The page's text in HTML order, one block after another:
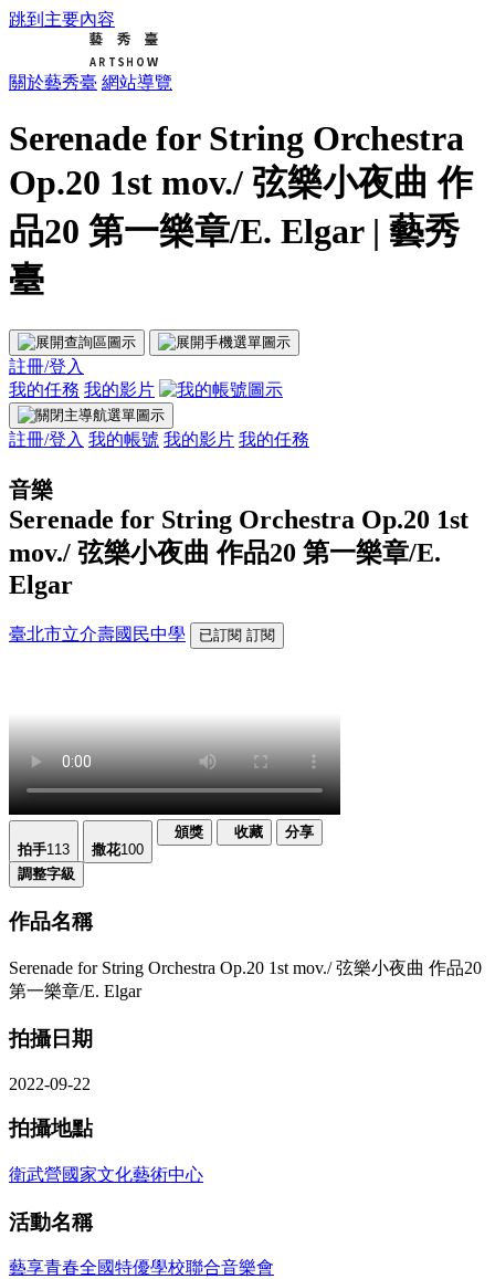
跳到主要內容
關於藝秀臺 網站導覽
Serenade for String Orchestra
Op.20 1st mov./ 弦樂小夜曲 作
品20 第一樂章/E. Elgar | 藝秀
臺
註冊/登入
我的任務 我的影片
註冊/登入 我的帳號 我的影片 我的任務
音樂
Serenade for String Orchestra Op.20 1st
mov./ 弦樂小夜曲 作品20 第一樂章/E.
Elgar
臺北市立介壽國民中學 已訂閱 訂閱
拍手113 撒花100
頒獎 收藏 分享
調整字級
作品名稱
Serenade for String Orchestra Op.20 1st mov./ 弦樂小夜曲 作品20
第一樂章/E. Elgar
拍攝日期
2022-09-22
拍攝地點
衛武營國家文化藝術中心
活動名稱
藝享青春全國特優學校聯合音樂會